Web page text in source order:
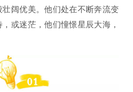
阔优美。他们处在不断奔流变
或迷茫，他们憧憬星辰大海，